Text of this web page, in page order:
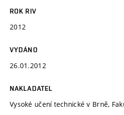
ROK RIV
2012
VYDÁNO
26.01.2012
NAKLADATEL
Vysoké učení technické v Brně,